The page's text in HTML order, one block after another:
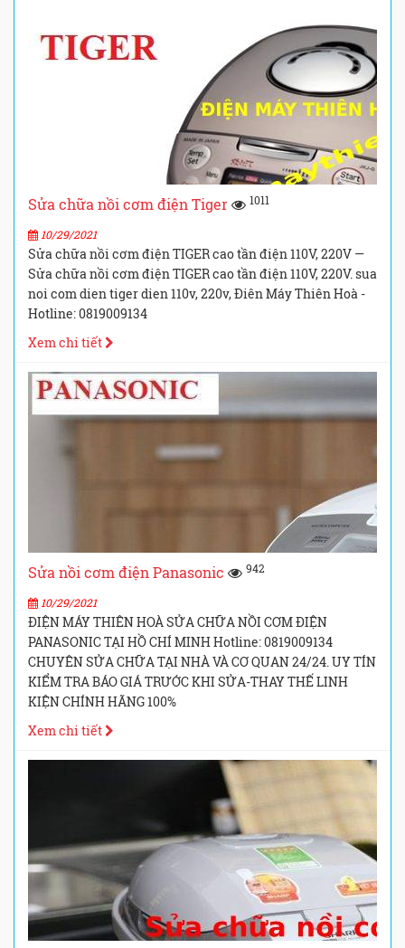
Sửa chữa nồi cơm điện Tiger 1011
10/29/2021
Sửa chữa nồi cơm điện TIGER cao tần điện 110V, 220V —
Sửa chữa nồi cơm điện TIGER cao tần điện 110V, 220V. sua
noi com dien tiger dien 110v, 220v, Điên Máy Thiên Hoà -
Hotline: 0819009134
Xem chi tiết
Sửa nồi cơm điện Panasonic 942
10/29/2021
ĐIỆN MÁY THIÊN HOÀ SỬA CHỮA NỒI CƠM ĐIỆN
PANASONIC TẠI HỒ CHÍ MINH Hotline: 0819009134
CHUYÊN SỬA CHỮA TẠI NHÀ VÀ CƠ QUAN 24/24. UY TÍN
KIỂM TRA BÁO GIÁ TRƯỚC KHI SỬA-THAY THẾ LINH
KIỆN CHÍNH HÃNG 100%
Xem chi tiết